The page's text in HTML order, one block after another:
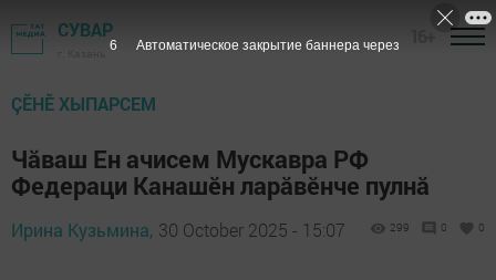
СУВАР
ÇӖНӖ ХЫПАРСЕМ
Чăваш Ен ачисем Мускавра РФ
Федераци Канашӗн ларăвӗнче пулнă
Ирина Кузьмина, 30 October 2025 - 15:07 299 0 0
5 Автоматическое закрытие баннера через